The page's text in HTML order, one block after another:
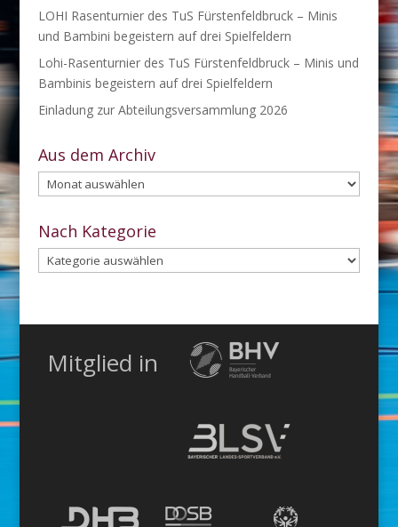
LOHI Rasenturnier des TuS Fürstenfeldbruck – Minis
und Bambini begeistern auf drei Spielfeldern
Lohi-Rasenturnier des TuS Fürstenfeldbruck – Minis und
Bambinis begeistern auf drei Spielfeldern
Einladung zur Abteilungsversammlung 2026
Aus dem Archiv
Aus
dem
Archiv
Nach Kategorie
Nach
Kategorie
Mitglied in